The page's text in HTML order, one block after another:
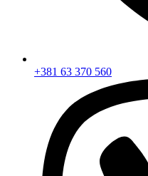
+381 63 370 560